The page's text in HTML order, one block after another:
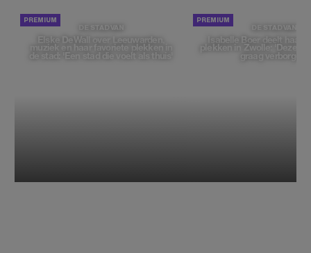
DE STAD VAN
Elske DeWall over Leeuwarden,
muziek en haar favoriete plekken in
de stad: 'Een stad die voelt als thuis'
DE STAD VAN
Isabelle Boer deelt haar
plekken in Zwolle: 'Deze
graag verborgen'